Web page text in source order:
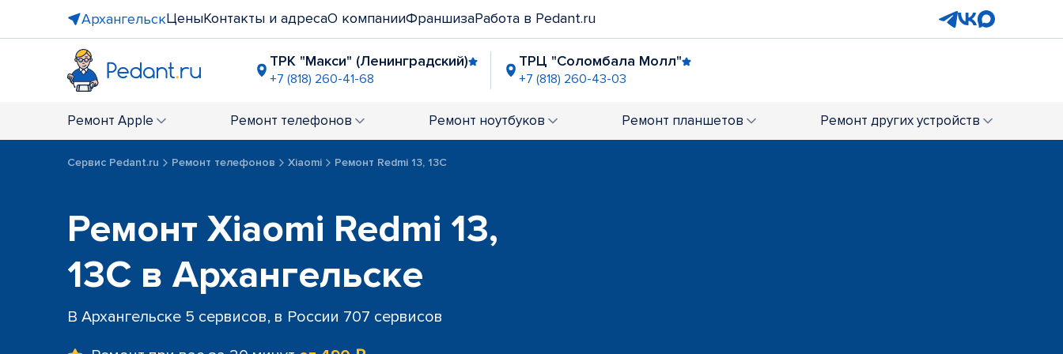
АрхангельскЦеныКонтакты и адресаО компанииФраншизаРабота в Pedant.ru
ТРК "Макси" (Ленинградский)
+7 (818) 260-41-68
ТРЦ "Соломбала Молл"
+7 (818) 260-43-03
+7 (818) 260-41-72 +7 (818) 260-43-82 +7 (818) 260-43-02
Ремонт Apple Ремонт телефонов Ремонт ноутбуков Ремонт планшетов Ремонт других устройств
Сервис Pedant.ru Ремонт телефонов Xiaomi Ремонт Redmi 13, 13C
Ремонт Xiaomi Redmi 13,
13C в Архангельске
В Архангельске 5 сервисов, в России 707 сервисов